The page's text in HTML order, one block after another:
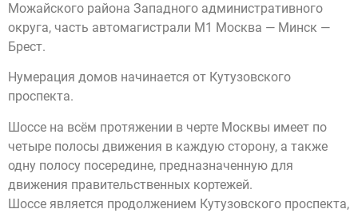
Можайского района Западного административного
округа, часть автомагистрали M1 Москва — Минск —
Брест.
Нумерация домов начинается от Кутузовского
проспекта.
Шоссе на всём протяжении в черте Москвы имеет по
четыре полосы движения в каждую сторону, а также
одну полосу посередине, предназначенную для
движения правительственных кортежей.
Шоссе является продолжением Кутузовского проспекта,